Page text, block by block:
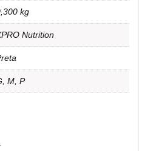
kg
Nutrition
M, P